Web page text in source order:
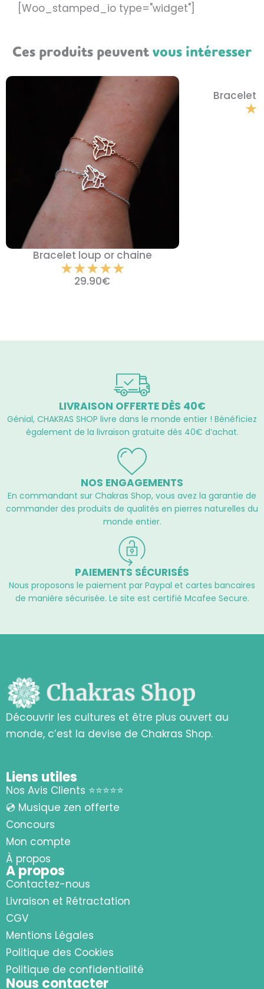
[Woo_stamped_io type="widget"]
Ces produits peuventvous intéresser
Bracelet loup or chaine
★★★★★
29.90€
Bracelet
★
LIVRAISON OFFERTE DÈS 40€
Génial, CHAKRAS SHOP livre dans le monde entier ! Bénéficiez
également de la livraison gratuite dès 40€ d’achat.
NOS ENGAGEMENTS
En commandant sur Chakras Shop, vous avez la garantie de
commander des produits de qualités en pierres naturelles du
monde entier.
PAIEMENTS SÉCURISÉS
Nous proposons le paiement par Paypal et cartes bancaires
de manière sécurisée. Le site est certifié Mcafee Secure.
Découvrir les cultures et être plus ouvert au
monde, c’est la devise de Chakras Shop.
Liens utiles
Nos Avis Clients ⭐⭐⭐⭐⭐
💿 Musique zen offerte
Concours
Mon compte
À propos
A propos
Contactez-nous
Livraison et Rétractation
CGV
Mentions Légales
Politique des Cookies
Politique de confidentialité
Nous contacter